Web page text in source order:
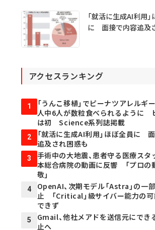
「就活に生成AI利用」
に 面接で内容追及
アクセスランキング
1
「うんこ移植」でピーナツアレルギ
人中6人が数粒食べられるように
は初 Science系列誌掲載
2
「就活に生成AI利用」ほぼ全員に
追及され困惑も
3
手術中の大地震、患者守る医療ス
本総合病院の動画に反響 「プロの
敬」
4
OpenAI、次期モデル「Astra」の一
止 「Critical」級サイバー能力の可
できず
5
Gmail、他社メアドを送信元にでき
止へ